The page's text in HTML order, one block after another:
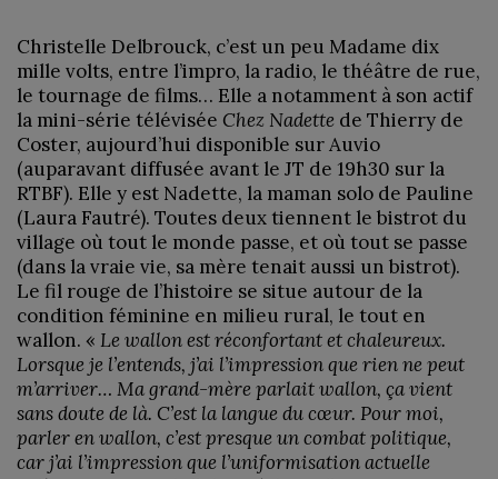
Christelle Delbrouck, c’est un peu Madame dix
mille volts, entre l’impro, la radio, le théâtre de rue,
le tournage de films… Elle a notamment à son actif
la mini-série télévisée Chez Nadette de Thierry de
Coster, aujourd’hui disponible sur Auvio
(auparavant diffusée avant le JT de 19h30 sur la
RTBF). Elle y est Nadette, la maman solo de Pauline
(Laura Fautré). Toutes deux tiennent le bistrot du
village où tout le monde passe, et où tout se passe
(dans la vraie vie, sa mère tenait aussi un bistrot).
Le fil rouge de l’histoire se situe autour de la
condition féminine en milieu rural, le tout en
wallon. « Le wallon est réconfortant et chaleureux.
Lorsque je l’entends, j’ai l’impression que rien ne peut
m’arriver… Ma grand-mère parlait wallon, ça vient
sans doute de là. C’est la langue du cœur. Pour moi,
parler en wallon, c’est presque un combat politique,
car j’ai l’impression que l’uniformisation actuelle